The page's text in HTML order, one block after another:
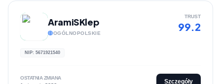
AramiSKlep
OGÓLNOPOLSKIE
TRUST
99.2
NIP: 5671921540
OSTATNIA ZMIANA
Szczegóły